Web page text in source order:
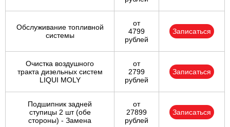
Обслуживание топливной
системы
от
4799
рублей
Записаться
Очистка воздушного
тракта дизельных систем
LIQUI MOLY
от
2799
рублей
Записаться
Подшипник задней
ступицы 2 шт (обе
стороны) - Замена
от
27899
рублей
Записаться